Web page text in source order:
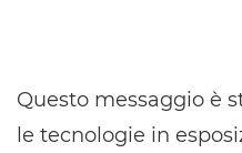
Questo messaggio è
le tecnologie in